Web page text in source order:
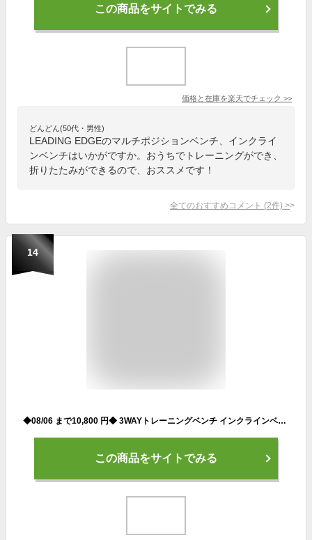
この商品をサイトでみる
価格と在庫を楽天でチェック >>
どんどん(50代・男性)
LEADING EDGEのマルチポジションベンチ、インクライ
ンベンチはいかがですか。おうちでトレーニングができ、
折りたたみができるので、おススメです！
全てのおすすめコメント (2件) >
14
◆08/06 まで10,800 円◆ 3WAYトレーニングベンチ インクラインベンチ フラットベンチ ダンベル トレーニング ベンチ ベンチプレス ベンチプレス台 ホームジム トレーニングマシン 折りたたみ 筋トレ 自宅 腹筋 コンパクト 角度調整
この商品をサイトでみる